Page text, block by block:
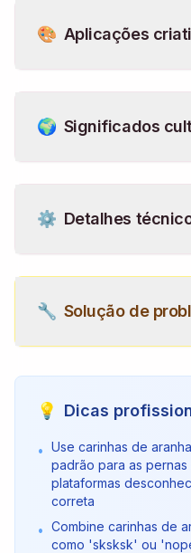
🎨 Aplicações
🌍 Significados
⚙️ Detalhes
🔧 Solução de
💡 Dicas
• Use carinhas de
padrão para as
plataformas
correta
• Combine carinhas de
como 'sksksk' ou